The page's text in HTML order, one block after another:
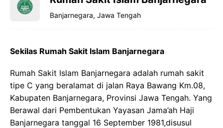
Banjarnegara, Jawa Tengah
Sekilas Rumah Sakit Islam Banjarnegara
Rumah Sakit Islam Banjarnegara adalah rumah sakit
tipe C yang beralamat di jalan Raya Bawang Km.08,
Kabupaten Banjarnegara, Provinsi Jawa Tengah. Yang
Berawal dari Pembentukan Yayasan Jama’ah Haji
Banjarnegara tanggal 16 September 1981,disusul